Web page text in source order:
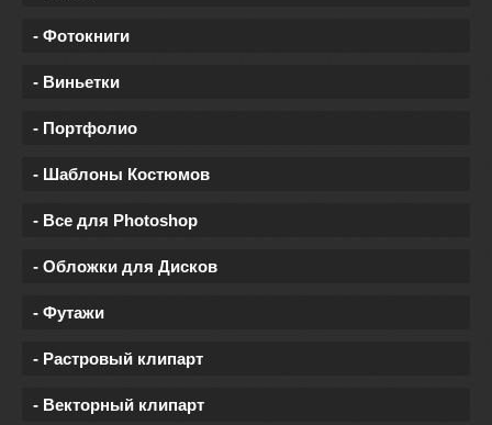
- Фотокниги
- Виньетки
- Портфолио
- Шаблоны Костюмов
- Все для Photoshop
- Обложки для Дисков
- Футажи
- Растровый клипарт
- Векторный клипарт